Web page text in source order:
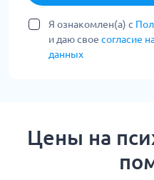
Я ознакомлен(а) с
и даю свое согласие
данных
Цены на